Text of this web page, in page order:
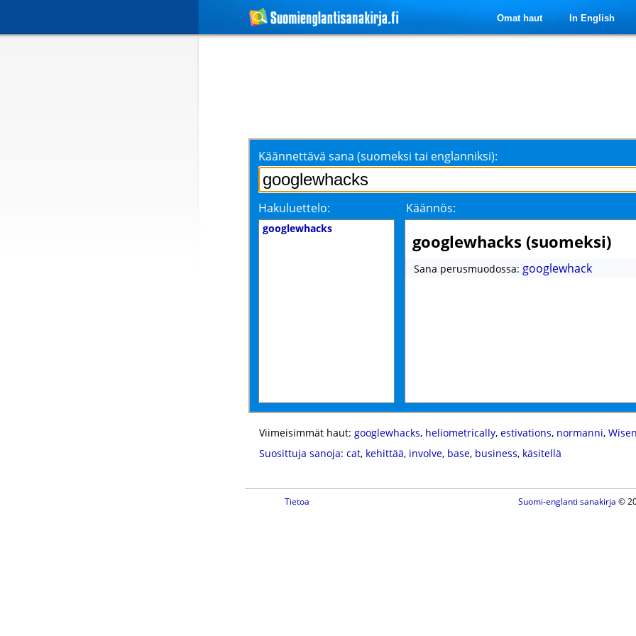
Omat haut In English
Käännettävä sana (suomeksi tai englanniksi):
Hakuluettelo: Käännös:
googlewhacks
googlewhacks (suomeksi)
Sana perusmuodossa: googlewhack
Viimeisimmät haut: googlewhacks, heliometrically, estivations, normanni,
Suosittuja sanoja: cat, kehittää, involve, base, business, käsitellä
Tietoa Suomi-englanti sanakirja ©